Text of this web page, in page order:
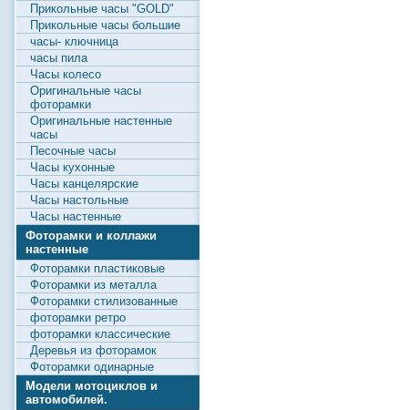
Прикольные часы "GOLD"
Прикольные часы большие
часы- ключница
часы пила
Часы колесо
Оригинальные часы
фоторамки
Оригинальные настенные
часы
Песочные часы
Часы кухонные
Часы канцелярские
Часы настольные
Часы настенные
Фоторамки и коллажи
настенные
Фоторамки пластиковые
Фоторамки из металла
Фоторамки стилизованные
фоторамки ретро
фоторамки классические
Деревья из фоторамок
Фоторамки одинарные
Модели мотоциклов и
автомобилей.